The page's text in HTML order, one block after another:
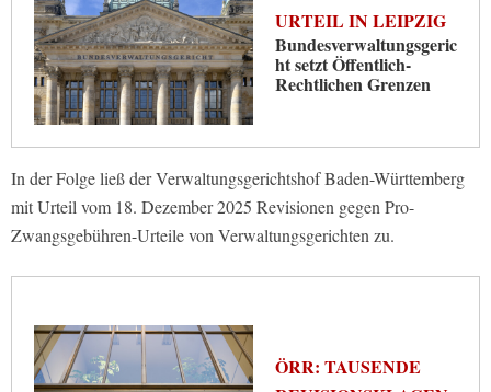
URTEIL IN LEIPZIG
Bundesverwaltungsgeric
ht setzt Öffentlich-
Rechtlichen Grenzen
In der Folge ließ der Verwaltungsgerichtshof Baden-Württemberg
mit Urteil vom 18. Dezember 2025 Revisionen gegen Pro-
Zwangsgebühren-Urteile von Verwaltungsgerichten zu.
ÖRR: TAUSENDE